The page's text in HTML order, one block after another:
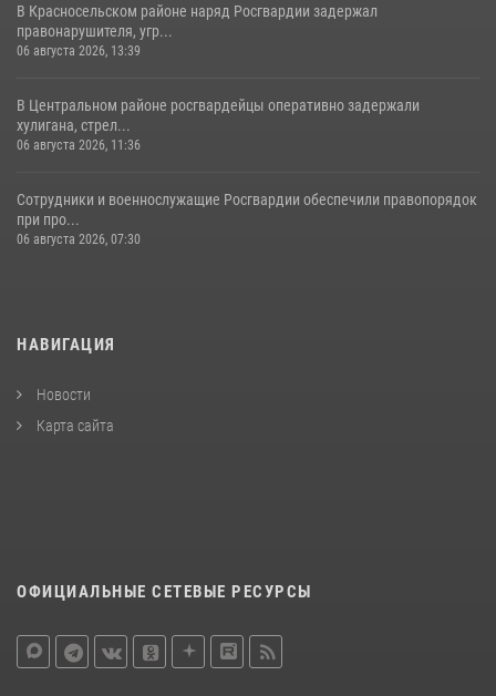
В Красносельском районе наряд Росгвардии задержал
правонарушителя, угр...
06 августа 2026, 13:39
В Центральном районе росгвардейцы оперативно задержали
хулигана, стрел...
06 августа 2026, 11:36
Сотрудники и военнослужащие Росгвардии обеспечили правопорядок
при про...
06 августа 2026, 07:30
НАВИГАЦИЯ
Новости
Карта сайта
ОФИЦИАЛЬНЫЕ СЕТЕВЫЕ РЕСУРСЫ